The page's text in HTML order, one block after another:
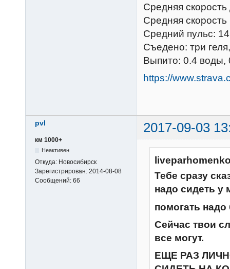
Средняя
Средняя
Средний пульс:
Съедено: три
Выпито: 0.4 воды,
https://
pvl 2017-09-03
км 1000+
Неактивен
Откуда: Новосибирск
Зарегистрирован: 2014-08-08
Сообщений: 66
Тебе сразу
надо сидеть у
помогать
Сейчас твои
все могут.
ЕЩЕ РАЗ